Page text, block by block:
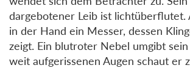
dargebotener Leib ist lichtüberflutet.
in der Hand ein Messer, dessen
zeigt. Ein blutroter Nebel umgibt
weit aufgerissenen Augen schaut er